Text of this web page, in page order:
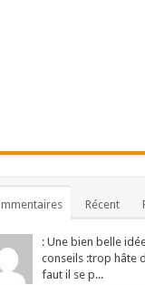
Récent
: Une bien belle
conseils :trop hâte
faut il se p...